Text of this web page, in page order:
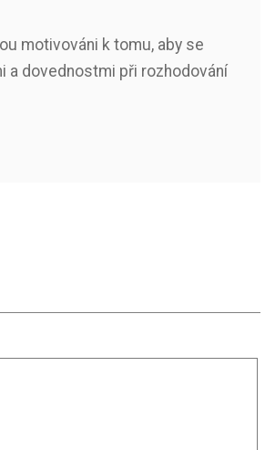
motivováni k tomu, aby se
a dovednostmi při rozhodování